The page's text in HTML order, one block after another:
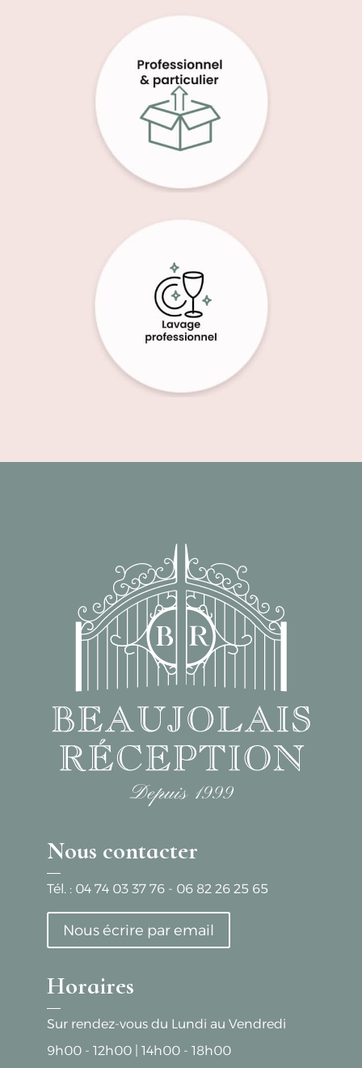
Nous contacter
Tél. : 04 74 03 37 76 - 06 82 26 25 65
Nous écrire par email
Horaires
Sur rendez-vous du Lundi au Vendredi
9h00 - 12h00
|14h00 - 18h00